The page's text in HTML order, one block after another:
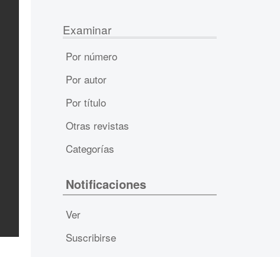
Examinar
Por número
Por autor
Por título
Otras revistas
Categorías
Notificaciones
Ver
Suscribirse